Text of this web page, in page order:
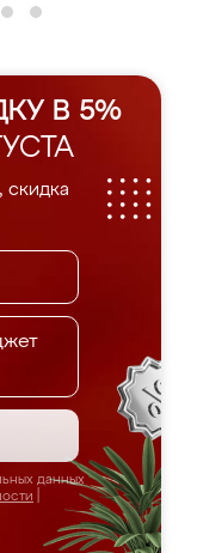
В 5%
скидка
данных